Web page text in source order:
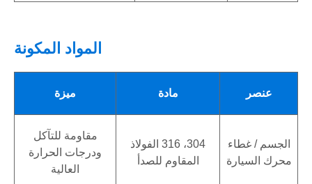
المواد المكونة
عنصر مادة ميزة
الجسم / غطاء
محرك السيارة
304، 316 الفولاذ
المقاوم للصدأ
مقاومة للتآكل
ودرجات الحرارة
العالية